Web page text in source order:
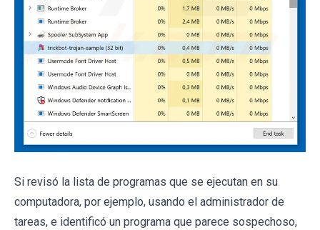
Si revisó la lista de programas que se ejecutan en su
computadora, por ejemplo, usando el administrador de
tareas, e identificó un programa que parece sospechoso,